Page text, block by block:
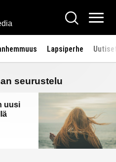
Hae
Lapsiperhe
seurustelu
uusi